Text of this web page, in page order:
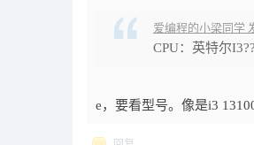
爱编程的小梁同学
CPU：英特尔
e，要看型号。像是i3